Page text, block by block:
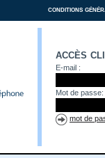
conditions
accès
E-mail :
Mot de passe:
mot de